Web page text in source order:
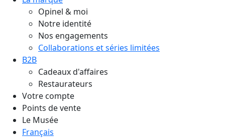
Opinel & moi
Notre identité
Nos engagements
Collaborations et séries limitées
B2B
Cadeaux d'affaires
Restaurateurs
Votre compte
Points de vente
Le Musée
Français